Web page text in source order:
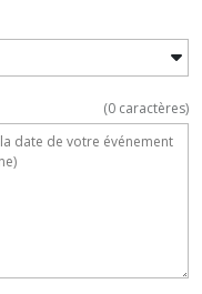
(0 caractères)